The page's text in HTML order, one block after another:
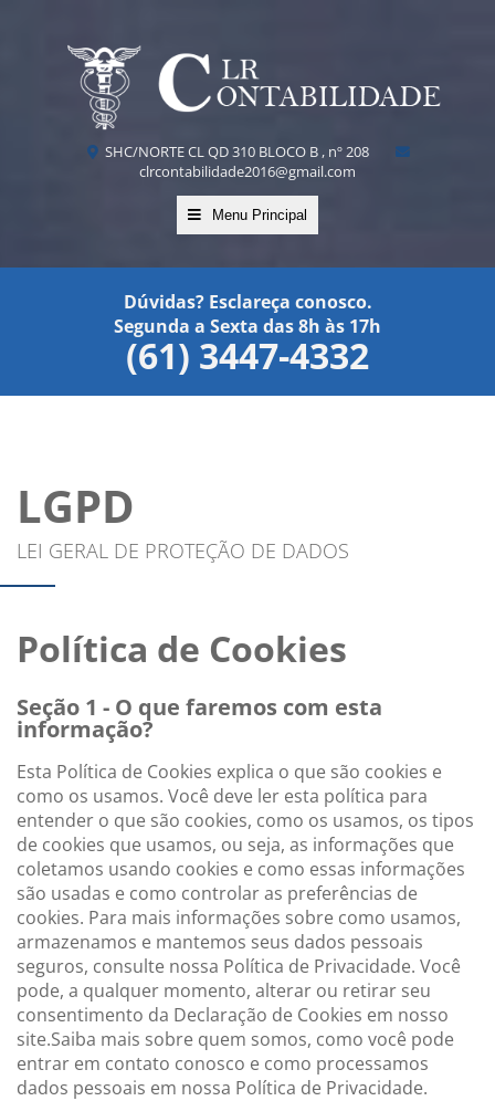
SHC/NORTE CL QD 310 BLOCO B , nº 208
clrcontabilidade2016@gmail.com
Menu Principal
Dúvidas? Esclareça conosco.
Segunda a Sexta das 8h às 17h
(61) 3447-4332
LGPD
LEI GERAL DE PROTEÇÃO DE DADOS
Política de Cookies
Seção 1 - O que faremos com esta
informação?
Esta Política de Cookies explica o que são cookies e
como os usamos. Você deve ler esta política para
entender o que são cookies, como os usamos, os tipos
de cookies que usamos, ou seja, as informações que
coletamos usando cookies e como essas informações
são usadas e como controlar as preferências de
cookies. Para mais informações sobre como usamos,
armazenamos e mantemos seus dados pessoais
seguros, consulte nossa Política de Privacidade. Você
pode, a qualquer momento, alterar ou retirar seu
consentimento da Declaração de Cookies em nosso
site.Saiba mais sobre quem somos, como você pode
entrar em contato conosco e como processamos
dados pessoais em nossa Política de Privacidade.